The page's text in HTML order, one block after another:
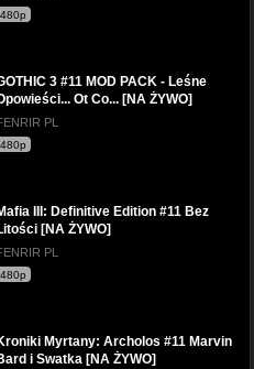
480p
3 #11 MOD PACK - Leśne
Ot Co... [NA ŻYWO]
PL
480p
III: Definitive Edition #11 Bez
[NA ŻYWO]
PL
480p
Myrtany: Archolos #11 Marvin
i Swatka [NA ŻYWO]